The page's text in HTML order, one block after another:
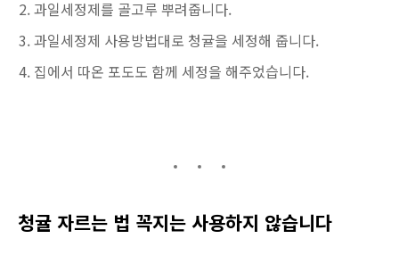
과일세정제를 골고루 뿌려줍니다.
과일세정제 사용방법대로 청귤을 세정해 줍니다.
집에서 따온 포도도 함께 세정을 해주었습니다.
청귤 자르는 법 꼭지는 사용하지 않습니다